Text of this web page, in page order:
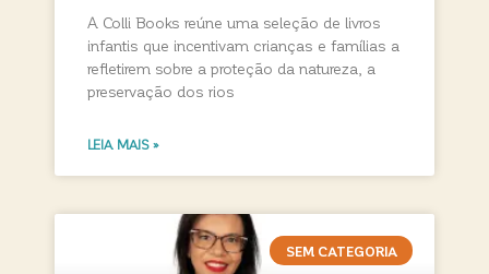
A Colli Books reúne uma seleção de livros
infantis que incentivam crianças e famílias a
refletirem sobre a proteção da natureza, a
preservação dos rios
LEIA MAIS »
SEM CATEGORIA